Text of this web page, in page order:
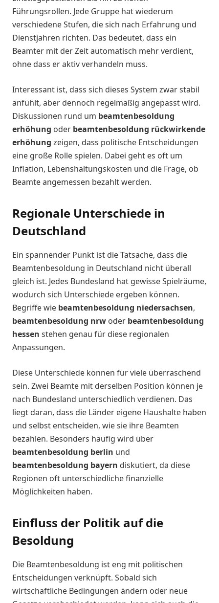
Führungsrollen. Jede Gruppe hat wiederum
verschiedene Stufen, die sich nach Erfahrung und
Dienstjahren richten. Das bedeutet, dass ein
Beamter mit der Zeit automatisch mehr verdient,
ohne dass er aktiv verhandeln muss.
Interessant ist, dass sich dieses System zwar stabil
anfühlt, aber dennoch regelmäßig angepasst wird.
Diskussionen rund um beamtenbesoldung
erhöhung oder beamtenbesoldung rückwirkende
erhöhung zeigen, dass politische Entscheidungen
eine große Rolle spielen. Dabei geht es oft um
Inflation, Lebenshaltungskosten und die Frage, ob
Beamte angemessen bezahlt werden.
Regionale Unterschiede in
Deutschland
Ein spannender Punkt ist die Tatsache, dass die
Beamtenbesoldung in Deutschland nicht überall
gleich ist. Jedes Bundesland hat gewisse Spielräume,
wodurch sich Unterschiede ergeben können.
Begriffe wie beamtenbesoldung niedersachsen,
beamtenbesoldung nrw oder beamtenbesoldung
hessen stehen genau für diese regionalen
Anpassungen.
Diese Unterschiede können für viele überraschend
sein. Zwei Beamte mit derselben Position können je
nach Bundesland unterschiedlich verdienen. Das
liegt daran, dass die Länder eigene Haushalte haben
und selbst entscheiden, wie sie ihre Beamten
bezahlen. Besonders häufig wird über
beamtenbesoldung berlin und
beamtenbesoldung bayern diskutiert, da diese
Regionen oft unterschiedliche finanzielle
Möglichkeiten haben.
Einfluss der Politik auf die
Besoldung
Die Beamtenbesoldung ist eng mit politischen
Entscheidungen verknüpft. Sobald sich
wirtschaftliche Bedingungen ändern oder neue